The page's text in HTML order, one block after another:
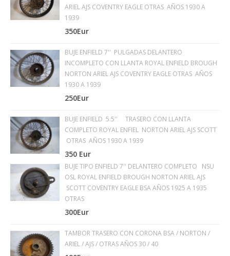
ARIEL AJS COVENTRY EAGLE OTRAS AÑOS 1930 A
1939
350Eur
BUJE ENFIELD 7'' PULGADAS DELANTERO
INCOMPLETO CON LLANTA ROYAL ENFIELD BROUGH
NORTON ARIEL AJS COVENTRY EAGLE OTRAS AÑOS
1930 A 1939
250Eur
BUJE ENFIELD 5.5'' TRASERO CON LLANTA
COMPLETO ROYAL ENFIEL NORTON ARIEL AJS SCOTT
OTRAS AÑOS 1930 A 1939
350 Eur
BUJE TIPO ENFIELD 7'' DELANTERO COMPLETO NSU
OSL ROYAL ENFIELD BROUGH NORTON ARIEL AJS
SCOTT COVENTRY EAGLE BSA AÑOS 1925 A 1935
OTRAS
300Eur
TAMBOR TRASERO CON CORONA BSA / NORTON /
ARIEL / AJS / OTRAS AÑOS 30 / 40